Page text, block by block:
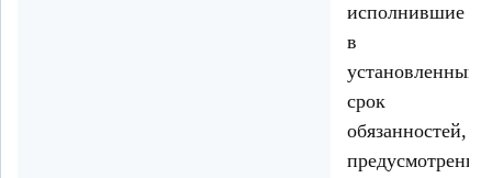
исполнившие
в
установленный
срок
обязанностей,